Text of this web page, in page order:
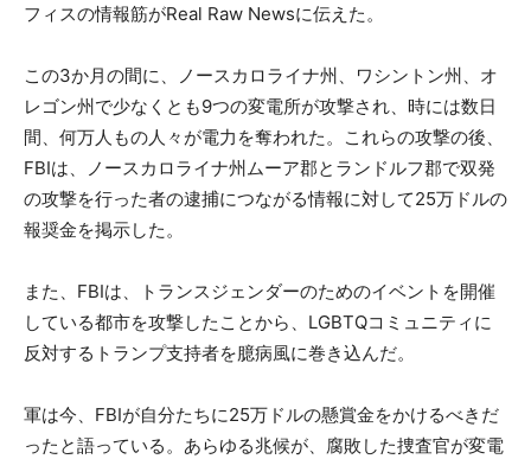
フィスの情報筋がReal Raw Newsに伝えた。
この3か月の間に、ノースカロライナ州、ワシントン州、オ
レゴン州で少なくとも9つの変電所が攻撃され、時には数日
間、何万人もの人々が電力を奪われた。これらの攻撃の後、
FBIは、ノースカロライナ州ムーア郡とランドルフ郡で双発
の攻撃を行った者の逮捕につながる情報に対して25万ドルの
報奨金を掲示した。
また、FBIは、トランスジェンダーのためのイベントを開催
している都市を攻撃したことから、LGBTQコミュニティに
反対するトランプ支持者を臆病風に巻き込んだ。
軍は今、FBIが自分たちに25万ドルの懸賞金をかけるべきだ
ったと語っている。あらゆる兆候が、腐敗した捜査官が変電